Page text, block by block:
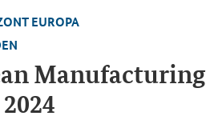
EU­RO­PA
Ma­nu­fac­tu­ring